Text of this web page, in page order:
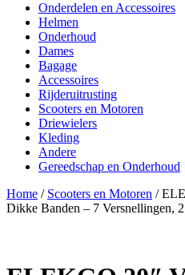
Onderdelen en Accessoires
Helmen
Onderhoud
Dames
Bagage
Accessoires
Rijderuitrusting
Scooters en Motoren
Driewielers
Kleding
Andere
Gereedschap en Onderhoud
Home / Scooters en Motoren /
Dikke Banden – 7 Versnellingen,